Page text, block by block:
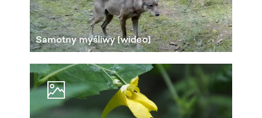
Samotny myśliwy [wideo]